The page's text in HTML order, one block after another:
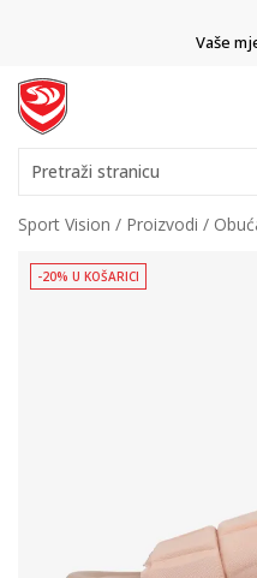
Vaše mjesto
Pretraži stranicu
Sport Vision Proizvodi
-20% U KOŠARICI